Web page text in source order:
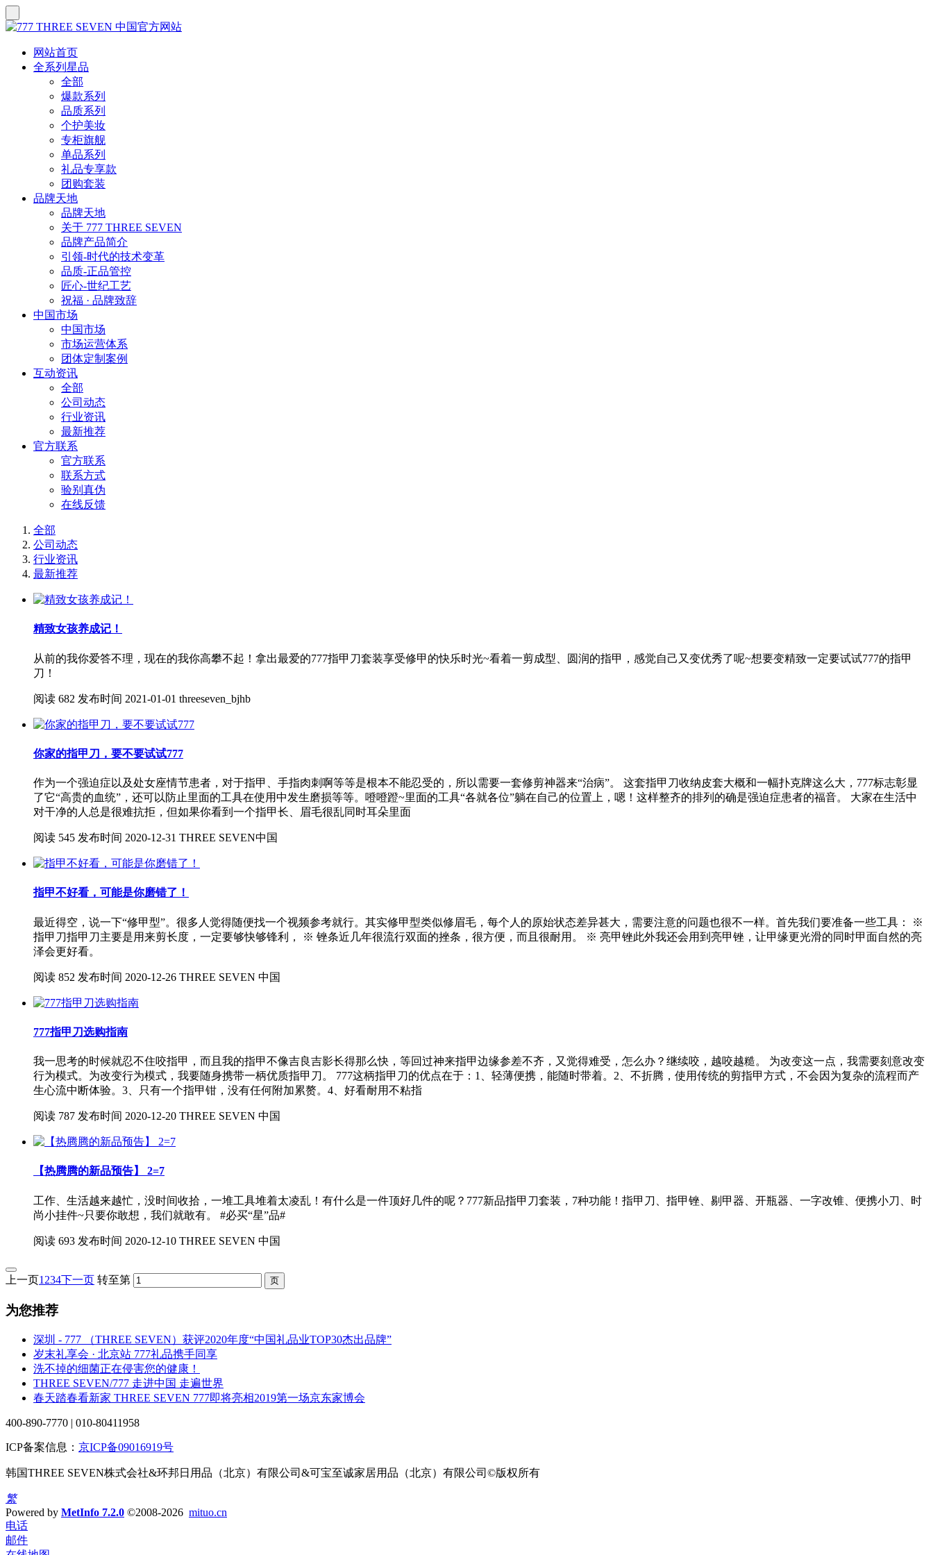
网站首页
全系列星品
全部
爆款系列
品质系列
个护美妆
专柜旗舰
单品系列
礼品专享款
团购套装
品牌天地
品牌天地
关于 777 THREE SEVEN
品牌产品简介
引领-时代的技术变革
品质-正品管控
匠心-世纪工艺
祝福 · 品牌致辞
中国市场
中国市场
市场运营体系
团体定制案例
互动资讯
全部
公司动态
行业资讯
最新推荐
官方联系
官方联系
联系方式
验别真伪
在线反馈
全部
公司动态
行业资讯
最新推荐
精致女孩养成记！
从前的我你爱答不理，现在的我你高攀不起！拿出最爱的777指甲刀套装享受修甲的快乐时光~看着一剪成型、圆润的指甲，感觉自己又变优秀了呢~想要变精致一定要试试777的指甲
刀！
阅读 682 发布时间 2021-01-01 threeseven_bjhb
你家的指甲刀，要不要试试777
作为一个强迫症以及处女座情节患者，对于指甲、手指肉刺啊等等是根本不能忍受的，所以需要一套修剪神器来“治病”。 这套指甲刀收纳皮套大概和一幅扑克牌这么大，777标志彰显
了它“高贵的血统”，还可以防止里面的工具在使用中发生磨损等等。噔噔蹬~里面的工具“各就各位”躺在自己的位置上，嗯！这样整齐的排列的确是强迫症患者的福音。 大家在生活中
对干净的人总是很难抗拒，但如果你看到一个指甲长、眉毛很乱同时耳朵里面
阅读 545 发布时间 2020-12-31 THREE SEVEN中国
指甲不好看，可能是你磨错了！
最近得空，说一下“修甲型”。很多人觉得随便找一个视频参考就行。其实修甲型类似修眉毛，每个人的原始状态差异甚大，需要注意的问题也很不一样。首先我们要准备一些工具： ※
指甲刀指甲刀主要是用来剪长度，一定要够快够锋利， ※ 锉条近几年很流行双面的挫条，很方便，而且很耐用。 ※ 亮甲锉此外我还会用到亮甲锉，让甲缘更光滑的同时甲面自然的亮
泽会更好看。
阅读 852 发布时间 2020-12-26 THREE SEVEN 中国
777指甲刀选购指南
我一思考的时候就忍不住咬指甲，而且我的指甲不像吉良吉影长得那么快，等回过神来指甲边缘参差不齐，又觉得难受，怎么办？继续咬，越咬越糙。 为改变这一点，我需要刻意改变
行为模式。为改变行为模式，我要随身携带一柄优质指甲刀。 777这柄指甲刀的优点在于：1、轻薄便携，能随时带着。2、不折腾，使用传统的剪指甲方式，不会因为复杂的流程而产
生心流中断体验。3、只有一个指甲钳，没有任何附加累赘。4、好看耐用不粘指
阅读 787 发布时间 2020-12-20 THREE SEVEN 中国
【热腾腾的新品预告】 2=7
工作、生活越来越忙，没时间收拾，一堆工具堆着太凌乱！有什么是一件顶好几件的呢？777新品指甲刀套装，7种功能！指甲刀、指甲锉、剔甲器、开瓶器、一字改锥、便携小刀、时
尚小挂件~只要你敢想，我们就敢有。 #必买“星”品#
阅读 693 发布时间 2020-12-10 THREE SEVEN 中国
上一页1 234下一页 转至第
为您推荐
深圳 - 777 （THREE SEVEN）获评2020年度“中国礼品业TOP30杰出品牌”
岁末礼享会 · 北京站 777礼品携手同享
洗不掉的细菌正在侵害您的健康！
THREE SEVEN/777 走进中国 走遍世界
春天踏春看新家 THREE SEVEN 777即将亮相2019第一场京东家博会
400-890-7770 | 010-80411958
ICP备案信息： 京ICP备09016919号
韩国THREE SEVEN株式会社&环邦日用品（北京）有限公司&可宝至诚家居用品（北京）有限公司©版权所有
繁
Powered by MetInfo 7.2.0 ©2008-2026 mituo.cn
电话
邮件